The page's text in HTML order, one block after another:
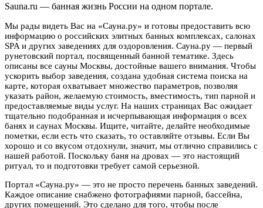
Sauna.ru — банная жизнь России на одном портале.
Мы рады видеть Вас на «Сауна.ру» и готовы предоставить всю
информацию о российских элитных банных комплексах, салонах
SPA и других заведениях для оздоровления. Сауна.ру — первый
рунетовский портал, посвященный банной тематике. Здесь
описаны все сауны Москвы, достойные вашего внимания. Чтобы
ускорить выбор заведения, создана удобная система поиска на
карте, которая охватывает множество параметров, позволяя
указать район, желаемую стоимость, вместимость, тип парной и
предоставляемые виды услуг. На наших страницах Вас ожидает
тщательно подобранная и исчерпывающая информация о всех
банях и саунах Москвы. Ищите, читайте, делайте необходимые
пометки, если есть что сказать, то оставляйте отзывы. Если Вы
хорошо и со вкусом отдохнули, значит, мы отлично справились с
нашей работой. Поскольку баня на дровах — это настоящий
ритуал, то и подготовки требует самой серьезной.
Портал «Сауна.ру» — это не просто перечень банных заведений.
Каждое описание снабжено фотографиями парной, бассейна,
других помещений. Это сделано для того, чтобы после